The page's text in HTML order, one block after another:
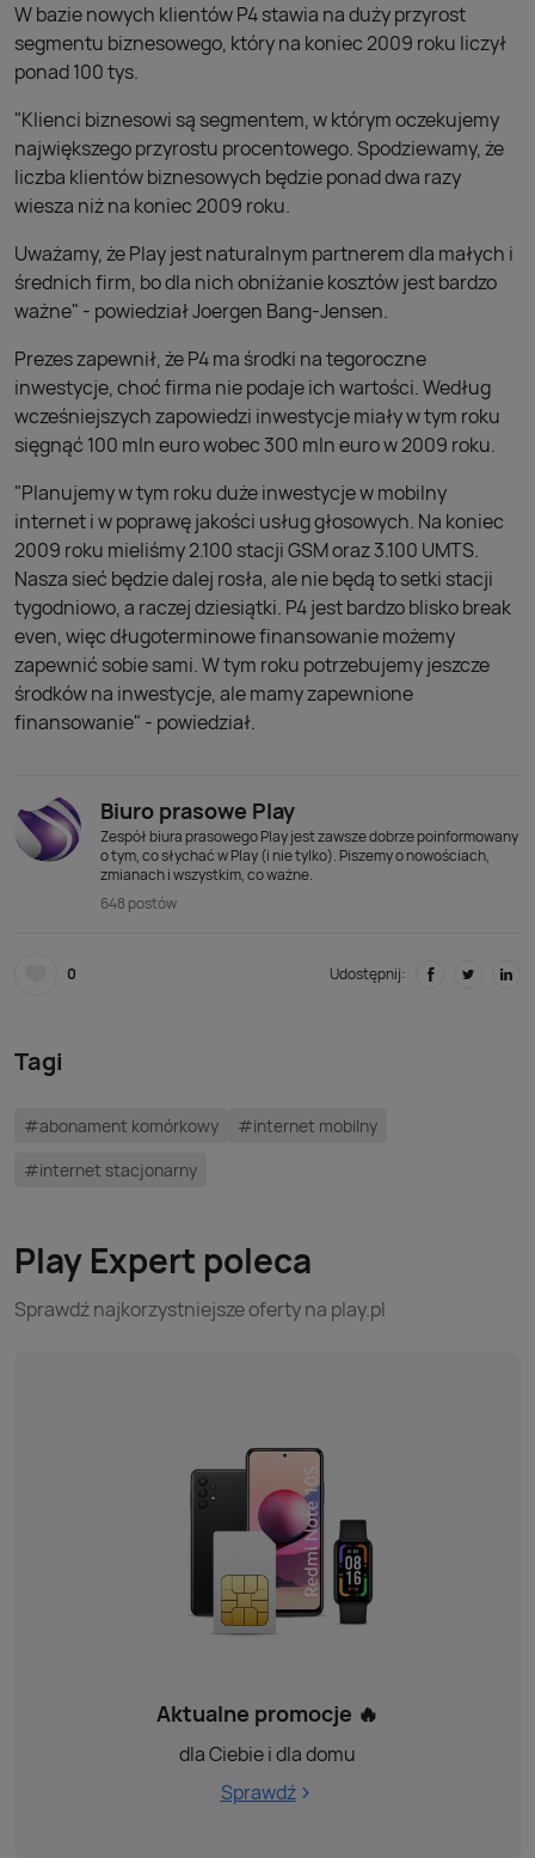
W bazie nowych klientów P4 stawia na duży przyrost
segmentu biznesowego, który na koniec 2009 roku liczył
ponad 100 tys.
"Klienci biznesowi są segmentem, w którym oczekujemy
największego przyrostu procentowego. Spodziewamy, że
liczba klientów biznesowych będzie ponad dwa razy
wiesza niż na koniec 2009 roku.
Uważamy, że Play jest naturalnym partnerem dla małych i
średnich firm, bo dla nich obniżanie kosztów jest bardzo
ważne" - powiedział Joergen Bang-Jensen.
Prezes zapewnił, że P4 ma środki na tegoroczne
inwestycje, choć firma nie podaje ich wartości. Według
wcześniejszych zapowiedzi inwestycje miały w tym roku
sięgnąć 100 mln euro wobec 300 mln euro w 2009 roku.
"Planujemy w tym roku duże inwestycje w mobilny
internet i w poprawę jakości usług głosowych. Na koniec
2009 roku mieliśmy 2.100 stacji GSM oraz 3.100 UMTS.
Nasza sieć będzie dalej rosła, ale nie będą to setki stacji
tygodniowo, a raczej dziesiątki. P4 jest bardzo blisko break
even, więc długoterminowe finansowanie możemy
zapewnić sobie sami. W tym roku potrzebujemy jeszcze
środków na inwestycje, ale mamy zapewnione
finansowanie" - powiedział.
Biuro prasowe Play
Zespół biura prasowego Play jest zawsze dobrze poinformowany
o tym, co słychać w Play (i nie tylko). Piszemy o nowościach,
zmianach i wszystkim, co ważne.
648 postów
0 Udostępnij:
Tagi
#abonament komórkowy
#internet mobilny
#internet stacjonarny
Play Expert poleca
Sprawdź najkorzystniejsze oferty na play.pl
Aktualne promocje 🔥
dla Ciebie i dla domu
Sprawdź